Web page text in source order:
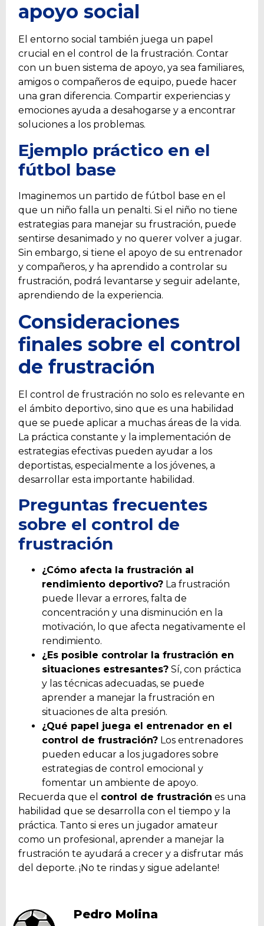
apoyo social
El entorno social también juega un papel
crucial en el control de la frustración. Contar
con un buen sistema de apoyo, ya sea familiares,
amigos o compañeros de equipo, puede hacer
una gran diferencia. Compartir experiencias y
emociones ayuda a desahogarse y a encontrar
soluciones a los problemas.
Ejemplo práctico en el
fútbol base
Imaginemos un partido de fútbol base en el
que un niño falla un penalti. Si el niño no tiene
estrategias para manejar su frustración, puede
sentirse desanimado y no querer volver a jugar.
Sin embargo, si tiene el apoyo de su entrenador
y compañeros, y ha aprendido a controlar su
frustración, podrá levantarse y seguir adelante,
aprendiendo de la experiencia.
Consideraciones
finales sobre el control
de frustración
El control de frustración no solo es relevante en
el ámbito deportivo, sino que es una habilidad
que se puede aplicar a muchas áreas de la vida.
La práctica constante y la implementación de
estrategias efectivas pueden ayudar a los
deportistas, especialmente a los jóvenes, a
desarrollar esta importante habilidad.
Preguntas frecuentes
sobre el control de
frustración
¿Cómo afecta la frustración al
rendimiento deportivo? La frustración
puede llevar a errores, falta de
concentración y una disminución en la
motivación, lo que afecta negativamente el
rendimiento.
¿Es posible controlar la frustración en
situaciones estresantes? Sí, con práctica
y las técnicas adecuadas, se puede
aprender a manejar la frustración en
situaciones de alta presión.
¿Qué papel juega el entrenador en el
control de frustración? Los entrenadores
pueden educar a los jugadores sobre
estrategias de control emocional y
fomentar un ambiente de apoyo.
Recuerda que el control de frustración es una
habilidad que se desarrolla con el tiempo y la
práctica. Tanto si eres un jugador amateur
como un profesional, aprender a manejar la
frustración te ayudará a crecer y a disfrutar más
del deporte. ¡No te rindas y sigue adelante!
Pedro Molina